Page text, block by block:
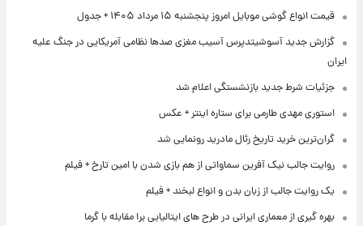
قیمت انواع گوشی موبایل امروز پنجشنبه ۱۵ مرداد ۱۴۰۵ + جدول
گزارش جدید آسوشیتدپرس آسیب مغزی صدها نظامی آمریکایی در جنگ علیه
ایران
جزئیات شرط جدید بازنشستگی اعلام شد
استوری مهدی طارمی برای ستاره اینتر + عکس
گران‌ترین خرید تاریخ رئال مادرید رونمایی شد
روایت جالب نیک آفرین سماواتی از هم بازی شدن با امین تارخ + فیلم
یک روایت جالب از زبان بدن و انواع لبخند + فیلم
بهره گیری از معماری ایرانی در طرح های ایتالیایی برا مقابله با گرما